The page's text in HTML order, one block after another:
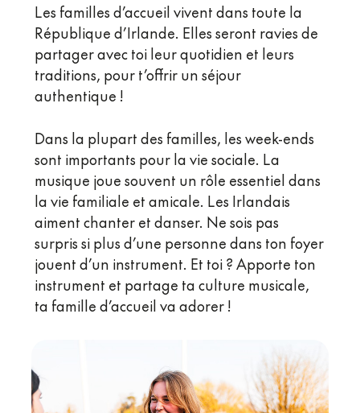
Les familles d’accueil vivent dans toute la
République d’Irlande. Elles seront ravies de
partager avec toi leur quotidien et leurs
traditions, pour t’offrir un séjour
authentique !
Dans la plupart des familles, les week-ends
sont importants pour la vie sociale. La
musique joue souvent un rôle essentiel dans
la vie familiale et amicale. Les Irlandais
aiment chanter et danser. Ne sois pas
surpris si plus d’une personne dans ton foyer
jouent d’un instrument. Et toi ? Apporte ton
instrument et partage ta culture musicale,
ta famille d’accueil va adorer !